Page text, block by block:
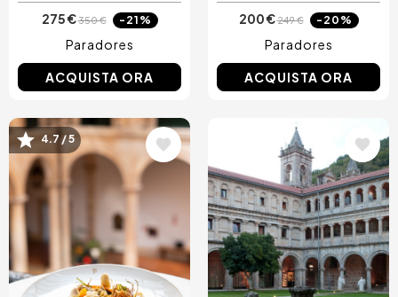
275 €350 € -21%
Paradores
ACQUISTA ORA
200 €249 € -20%
Paradores
ACQUISTA ORA
Immagine
4.7 / 5 Immagine